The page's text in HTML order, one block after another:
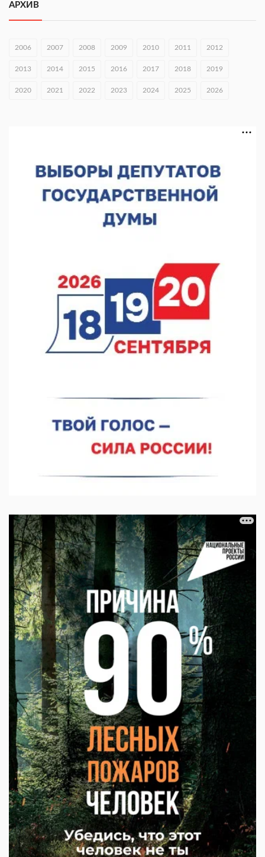
В Нижегородской области выбрали лучшего лесного
07.08.2026 13:48
В Нижнем Новгороде отметили 70-летие Дня строителя
07.08.2026 13:15
В Нижнем Новгороде прошло совещание Росгвардии
покраской телебашни
07.08.2026 11:20
В автобусах Арзамаса устанавливают терминалы оплаты
07.08.2026 11:03
АРХИВ
2006 2007 2008 2009 2010 2011 2012
2013 2014 2015 2016 2017 2018 2019
2020 2021 2022 2023 2024 2025 2026